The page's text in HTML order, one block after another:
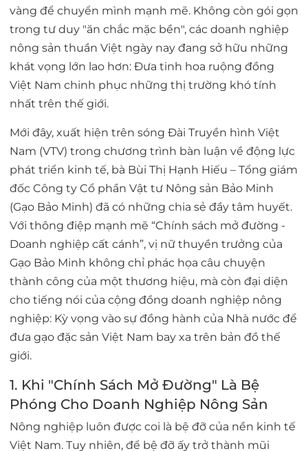
vàng để chuyển mình mạnh mẽ. Không còn gói gọn
trong tư duy "ăn chắc mặc bền", các doanh nghiệp
nông sản thuần Việt ngày nay đang sở hữu những
khát vọng lớn lao hơn: Đưa tinh hoa ruộng đồng
Việt Nam chinh phục những thị trường khó tính
nhất trên thế giới.
Mới đây, xuất hiện trên sóng Đài Truyền hình Việt
Nam (VTV) trong chương trình bàn luận về động lực
phát triển kinh tế, bà Bùi Thị Hạnh Hiếu – Tổng giám
đốc Công ty Cổ phần Vật tư Nông sản Bảo Minh
(Gạo Bảo Minh) đã có những chia sẻ đầy tâm huyết.
Với thông điệp mạnh mẽ “Chính sách mở đường -
Doanh nghiệp cất cánh”, vị nữ thuyền trưởng của
Gạo Bảo Minh không chỉ phác họa câu chuyện
thành công của một thương hiệu, mà còn đại diện
cho tiếng nói của cộng đồng doanh nghiệp nông
nghiệp: Kỳ vọng vào sự đồng hành của Nhà nước để
đưa gạo đặc sản Việt Nam bay xa trên bản đồ thế
giới.
1. Khi "Chính Sách Mở Đường" Là Bệ
Phóng Cho Doanh Nghiệp Nông Sản
Nông nghiệp luôn được coi là bệ đỡ của nền kinh tế
Việt Nam. Tuy nhiên, để bệ đỡ ấy trở thành mũi